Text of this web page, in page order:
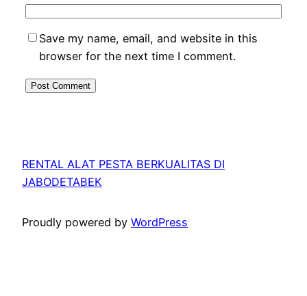
Save my name, email, and website in this
browser for the next time I comment.
RENTAL ALAT PESTA BERKUALITAS DI
JABODETABEK
Proudly powered by WordPress